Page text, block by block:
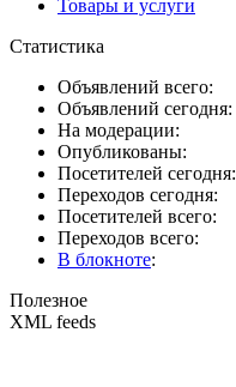
Товары и услуги
Статистика
Объявлений всего:
Объявлений сегодня:
На модерации:
Опубликованы:
Посетителей сегодня:
Переходов сегодня:
Посетителей всего:
Переходов всего:
В блокноте:
Полезное
XML feeds